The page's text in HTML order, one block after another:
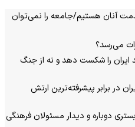
آنان هستیم/جامعه را نمی‌توان
می‌رسد؟
ایران را شکست دهد و نه از جنگ
در برابر پیشرفته‌ترین ارتش
دوباره و دیدار مسئولان فرهنگی